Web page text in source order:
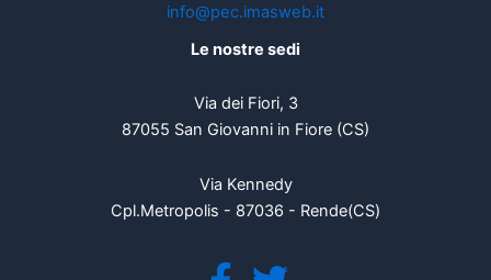
info@pec.imasweb.it
Le nostre sedi
Via dei Fiori, 3
87055 San Giovanni in Fiore (CS)
Via Kennedy
Cpl.Metropolis - 87036 - Rende(CS)